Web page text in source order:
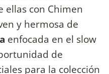
ellas con Chimen
y hermosa de
enfocada en el slow
de
para la colección